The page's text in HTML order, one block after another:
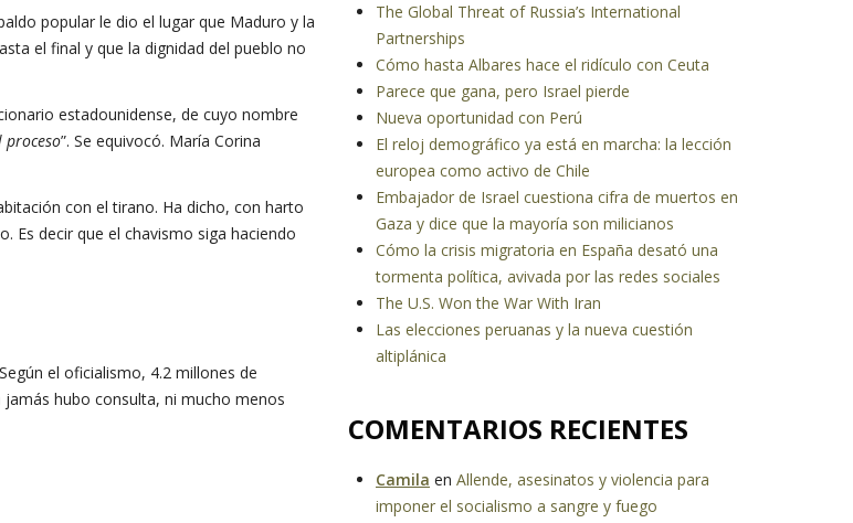
popular le dio el lugar que Maduro y la
el final y que la dignidad del pueblo no
estadounidense, de cuyo nombre
proceso”. Se equivocó. María Corina
con el tirano. Ha dicho, con harto
Es decir que el chavismo siga haciendo
el oficialismo, 4.2 millones de
jamás hubo consulta, ni mucho menos
The Global Threat of Russia’s International
Partnerships
Cómo hasta Albares hace el ridículo con Ceuta
Parece que gana, pero Israel pierde
Nueva oportunidad con Perú
El reloj demográfico ya está en marcha: la lección
europea como activo de Chile
Embajador de Israel cuestiona cifra de muertos en
Gaza y dice que la mayoría son milicianos
Cómo la crisis migratoria en España desató una
tormenta política, avivada por las redes sociales
The U.S. Won the War With Iran
Las elecciones peruanas y la nueva cuestión
altiplánica
COMENTARIOS RECIENTES
Camila en Allende, asesinatos y violencia para
imponer el socialismo a sangre y fuego